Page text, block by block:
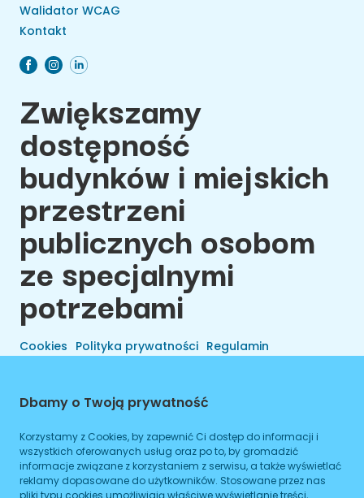
Walidator WCAG
Kontakt
Zwiększamy
dostępność
budynków i miejskich
przestrzeni
publicznych osobom
ze specjalnymi
potrzebami
Cookies Polityka prywatności Regulamin
Dbamy o Twoją prywatność
Korzystamy z Cookies, by zapewnić Ci dostęp do informacji i
wszystkich oferowanych usług oraz po to, by gromadzić
informacje związane z korzystaniem z serwisu, a także wyświetlać
reklamy dopasowane do użytkowników. Stosowane przez nas
pliki typu cookies umożliwiają właściwe wyświetlanie treści,